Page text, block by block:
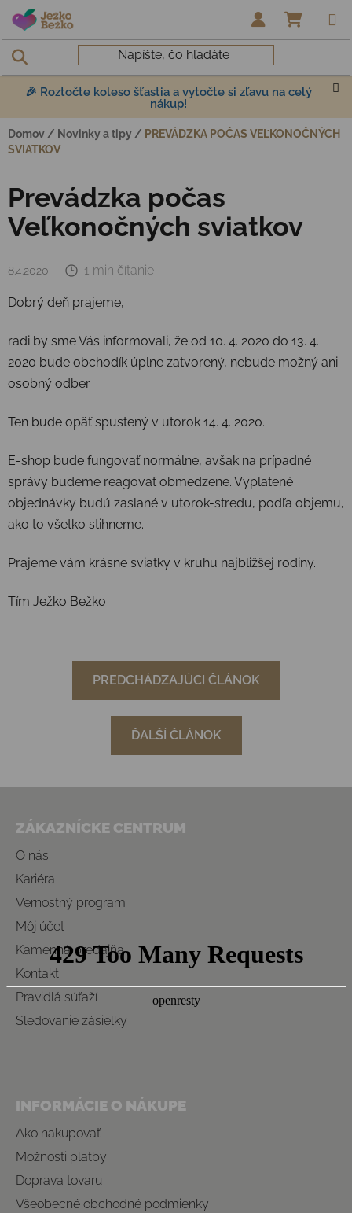
Prejsť na obsah
🎉 Roztočte koleso šťastia a vytočte si zľavu na celý
nákup!
Domov / Novinky a tipy / PREVÁDZKA POČAS VEĽKONOČNÝCH
SVIATKOV
Prevádzka počas
Veľkonočných sviatkov
8.4.2020 1 min čítanie
Dobrý deň prajeme,
radi by sme Vás informovali, že od 10. 4. 2020 do 13. 4.
2020 bude obchodík úplne zatvorený, nebude možný ani
osobný odber.
Ten bude opäť spustený v utorok 14. 4. 2020.
E-shop bude fungovať normálne, avšak na prípadné
správy budeme reagovať obmedzene. Vyplatené
objednávky budú zaslané v utorok-stredu, podľa objemu,
ako to všetko stihneme.
Prajeme vám krásne sviatky v kruhu najbližšej rodiny.
Tím Ježko Bežko
PREDCHÁDZAJÚCI ČLÁNOK
ĎALŠÍ ČLÁNOK
ZÁKAZNÍCKE CENTRUM
O nás
Kariéra
Vernostný program
Môj účet
Kamenná predajňa
Kontakt
Pravidlá súťaží
Sledovanie zásielky
INFORMÁCIE O NÁKUPE
Ako nakupovať
Možnosti platby
Doprava tovaru
Všeobecné obchodné podmienky